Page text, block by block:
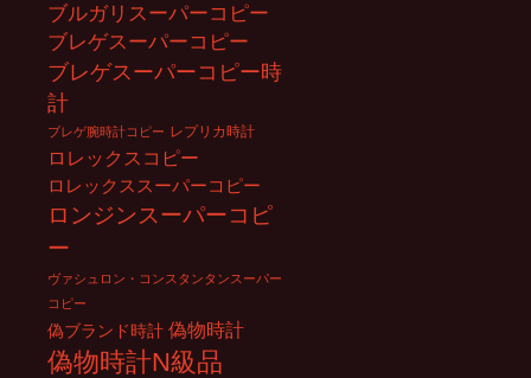
ブルガリスーパーコピー
ブレゲスーパーコピー
ブレゲスーパーコピー時
計
ブレゲ腕時計コピー レプリカ時計
ロレックスコピー
ロレックススーパーコピー
ロンジンスーパーコピ
ー
ヴァシュロン・コンスタンタンスーパー
コピー
偽ブランド時計 偽物時計
偽物時計N級品